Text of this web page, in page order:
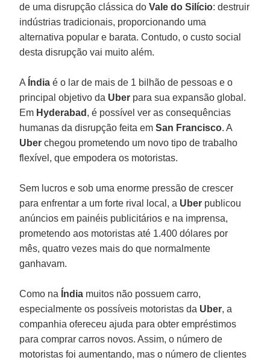
de uma disrupção clássica doVale do Silício: destruir
indústrias tradicionais, proporcionando uma
alternativa popular e barata. Contudo, o custo social
desta disrupção vai muito além.
A Índia é o lar de mais de 1 bilhão de pessoas e o
principal objetivo da Uber para sua expansão global.
Em Hyderabad , é possível ver as consequências
humanas da disrupção feita emSan Francisco. A
Uber chegou prometendo um novo tipo de trabalho
flexível, que empodera os motoristas.
Sem lucros e sob uma enorme pressão de crescer
para enfrentar a um forte rival local, a Uber publicou
anúncios em painéis publicitários e na imprensa,
prometendo aos motoristas até 1.400 dólares por
mês, quatro vezes mais do que normalmente
ganhavam.
Como na Índia muitos não possuem carro,
especialmente os possíveis motoristas da Uber, a
companhia ofereceu ajuda para obter empréstimos
para comprar carros novos. Assim, o número de
motoristas foi aumentando, mas o número de clientes